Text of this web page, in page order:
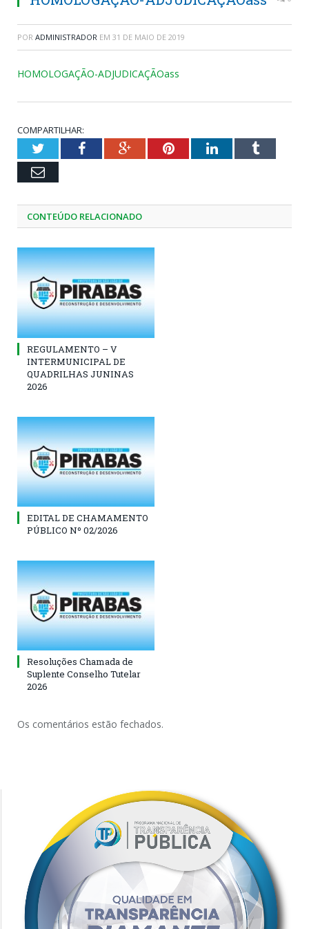
POR ADMINISTRADOR EM 31 DE MAIO DE 2019
HOMOLOGAÇÃO-ADJUDICAÇÃOass
COMPARTILHAR:
TwitterFacebookGoogle+PinterestLinkedInTumblr
Email
CONTEÚDO RELACIONADO
REGULAMENTO – V
INTERMUNICIPAL DE
QUADRILHAS JUNINAS
2026
EDITAL DE CHAMAMENTO
PÚBLICO Nº 02/2026
Resoluções Chamada de
Suplente Conselho Tutelar
2026
Os comentários estão fechados.